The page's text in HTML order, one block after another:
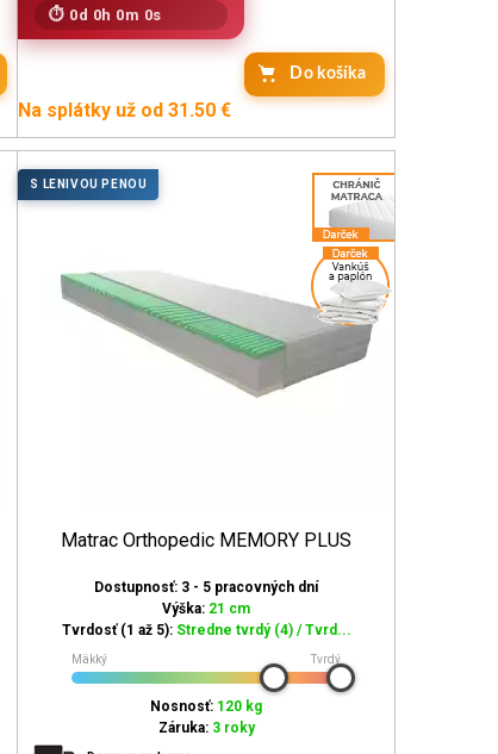
0d 0h 0m 0s
Do košíka
Na splátky už od 31.50 €
S LENIVOU PENOU
Matrac Orthopedic MEMORY PLUS
Dostupnosť: 3 - 5 pracovných dní
Výška: 21 cm
Tvrdosť (1 až 5): Stredne tvrdý (4) / Tvrd...
Mäkký Tvrdý
Nosnosť: 120 kg
Záruka: 3 roky